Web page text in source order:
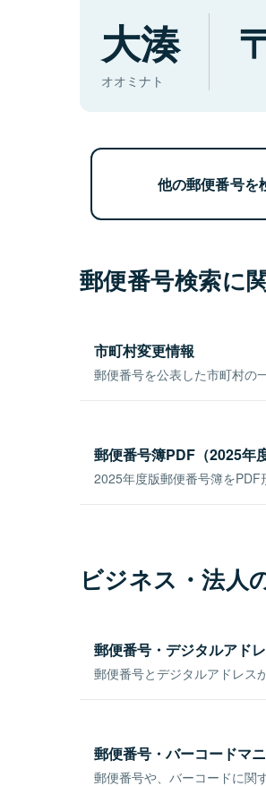
大湊
オオミナト
他の郵便番号を
郵便番号検索に
市町村変更情報
郵便番号を公表した市町村の
郵便番号簿PDF（2025年
2025年度版郵便番号簿をPDF
ビジネス・法人
郵便番号・デジタルアド
郵便番号とデジタルアドレス
郵便番号・バーコードマ
郵便番号や、バーコードに関